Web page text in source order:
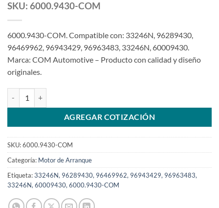
SKU: 6000.9430-COM
6000.9430-COM. Compatible con: 33246N, 96289430,
96469962, 96943429, 96963483, 33246N, 60009430.
Marca: COM Automotive – Producto con calidad y diseño
originales.
AGREGAR COTIZACIÓN
SKU:6000.9430-COM
Categoría: Motor de Arranque
Etiqueta:33246N, 96289430, 96469962, 96943429, 96963483,
33246N, 60009430, 6000.9430-COM